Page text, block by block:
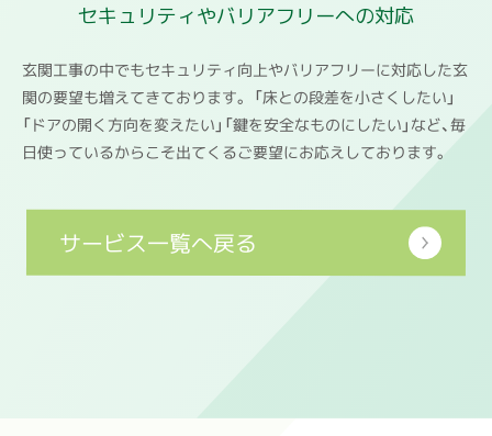
セキュリティやバリアフリーへの対応
玄関工事の中でもセキュリティ向上やバリアフリーに対応した玄
関の要望も増えてきております。 「床との段差を小さくしたい」
「ドアの開く方向を変えたい」「鍵を安全なものにしたい」など、毎
日使っているからこそ出てくるご要望にお応えしております。
サービス一覧へ戻る